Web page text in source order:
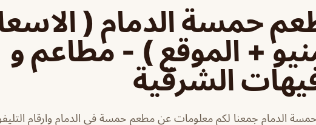
حمسة الدمام (
+ الموقع ) - مطاعم و
الشرقية
الدمام جمعنا لكم معلومات عن مطعم حمسة في الدمام وارقام